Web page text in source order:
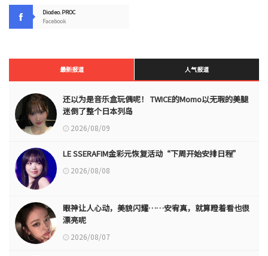
Diodeo.PROC
Facebook
最新报道 人气报道
还以为是音乐盒玩偶呢！ TWICE的Momo以无瑕的美腿
迷倒了整个日本列岛
2026/08/09
LE SSERAFIM金彩元恢复活动“下周开始安排日程”
2026/08/08
眼神让人心动，美貌闪耀……安宥真，就算瞪着看也很
漂亮呢
2026/08/07